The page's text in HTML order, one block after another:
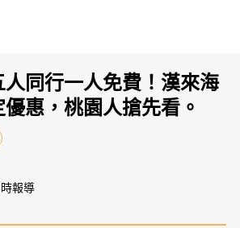
同行一人免費！漢來海
惠，桃園人搶先看。
報導